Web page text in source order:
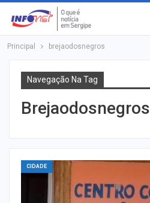
Principal brejaodosnegros
Navegação Na Tag
Brejaodosnegros
CIDADE